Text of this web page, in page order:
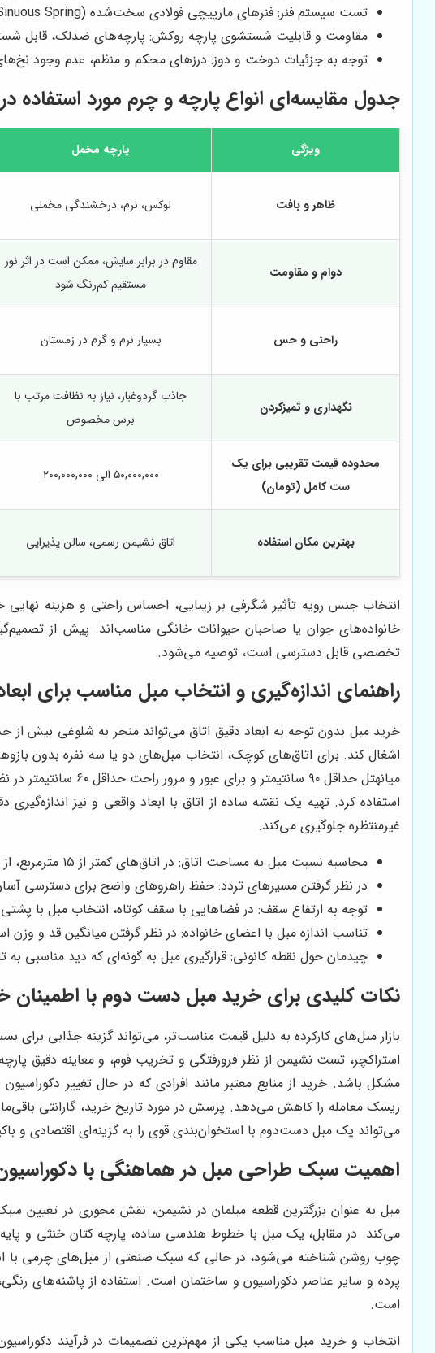
تست سیستم فنر: فنرهای مارپیچی فولادی سخت‌شده (Sinuous Spring) یا بندهای کشی با کیفیت برای توزیع یکنواخت وزن.
مقاومت و قابلیت شستشوی پارچه روکش: پارچه‌های ضدلک، قابل
توجه به جزئیات دوخت و دوز: درزهای محکم و منظم، عدم وجود
جدول مقایسه‌ای انواع پارچه و چرم مورد استفاده
ویژگی پارچه مخمل
ظاهر و بافت لوکس، نرم، درخشندگی مخملی
دوام و مقاومت
مقاوم در برابر سایش، ممکن است در اثر نور
مستقیم کم‌رنگ شود
راحتی و حس بسیار نرم و گرم در زمستان
نگهداری و تمیزکردن
جاذب گردوغبار، نیاز به نظافت مرتب با
برس مخصوص
محدوده قیمت تقریبی برای یک
ست کامل (تومان)
۵۰,۰۰۰,۰۰۰ الی ۲۰۰,۰۰۰,۰۰۰
بهترین مکان استفاده اتاق نشیمن رسمی، سالن پذیرایی
انتخاب جنس رویه تأثیر شگرفی بر زیبایی، احساس راحتی و هزینه
خانواده‌های جوان یا صاحبان حیوانات خانگی مناسب‌اند. پیش از
تخصصی قابل دسترسی است، توصیه می‌شود.
راهنمای اندازه‌گیری و انتخاب مبل مناسب برای
خرید مبل بدون توجه به ابعاد دقیق اتاق می‌تواند منجر به شلوغی بیش
اشغال کند. برای اتاق‌های کوچک، انتخاب مبل‌های دو یا سه نفره بدون
میانهتل حداقل ۹۰
استفاده کرد. تهیه یک نقشه ساده از اتاق با ابعاد واقعی و نیز
غیرمنتظره جلوگیری می‌کند.
محاسبه نسبت مبل به مساحت اتاق: در اتاق‌های کمتر از ۱۵ مترمربع، از مبل‌های کم‌حجم و بدون پشتی بلند استفاده شود.
در نظر گرفتن مسیرهای تردد: حفظ راهروهای واضح برای دسترسی
توجه به ارتفاع سقف: در فضاهایی با سقف کوتاه، انتخاب مبل با
تناسب اندازه مبل با اعضای خانواده: در نظر گرفتن میانگین قد و
چیدمان حول نقطه کانونی: قرارگیری مبل به گونه‌ای که دید مناسبی به
نکات کلیدی برای خرید مبل دست دوم با اطمینان
بازار مبل‌های کارکرده به دلیل قیمت مناسب‌تر، می‌تواند گزینه جذابی
استراکچر، تست نشیمن از نظر فرورفتگی و تخریب فوم، و معاینه دقیق
مشکل باشد. خرید از منابع معتبر مانند افرادی که در حال تغییر
ریسک معامله را کاهش می‌دهد. پرسش در مورد تاریخ خرید، گارانتی
می‌تواند یک مبل دست‌دوم با استخوان‌بندی قوی را به گزینه‌ای اقتصادی و
اهمیت سبک طراحی مبل در هماهنگی با
مبل به عنوان بزرگترین قطعه مبلمان در نشیمن، نقش محوری در
می‌کند. در مقابل، یک مبل با خطوط هندسی ساده، پارچه کتان خنثی و
چوب روشن شناخته می‌شود، در حالی که سبک صنعتی از مبل‌های چرمی با
پرده و سایر عناصر دکوراسیون و ساختمان است. استفاده از پاشنه‌های
است.
انتخاب و خرید مبل مناسب یکی از مهم‌ترین تصمیمات در فرآیند